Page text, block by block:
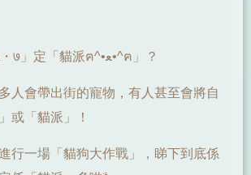
你係「狗派໒・ﻌ・७」定「貓派ฅ^•ﻌ•^ฅ」？
人會帶出街的寵物，有人甚至會將自
或「貓派」！
行一場「貓狗大作戰」，睇下到底係